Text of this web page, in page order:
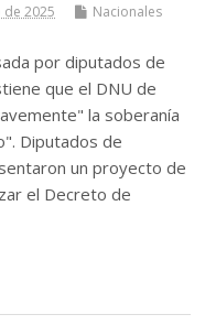
de 2025
Nacionales
por diputados de
que el DNU de
la soberanía
Diputados de
un proyecto de
el Decreto de